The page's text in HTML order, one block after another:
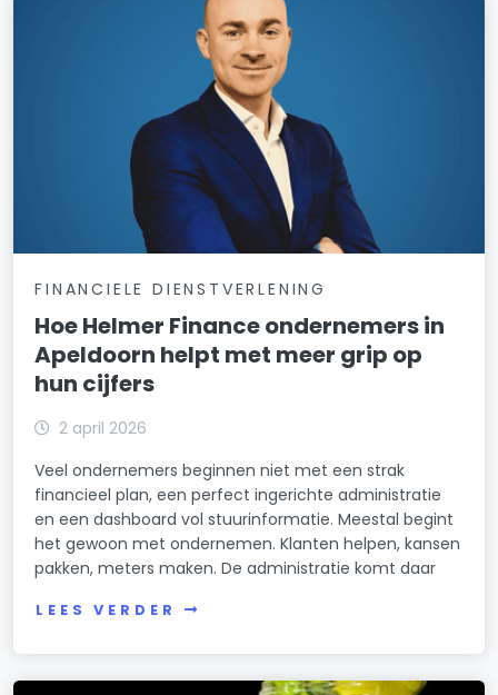
FINANCIELE DIENSTVERLENING
Hoe Helmer Finance ondernemers in
Apeldoorn helpt met meer grip op
hun cijfers
2 april 2026
Veel ondernemers beginnen niet met een strak
financieel plan, een perfect ingerichte administratie
en een dashboard vol stuurinformatie. Meestal begint
het gewoon met ondernemen. Klanten helpen, kansen
pakken, meters maken. De administratie komt daar
LEES VERDER